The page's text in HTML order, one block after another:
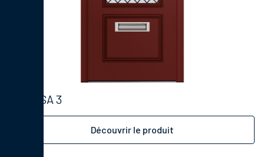
SALSA 3
Découvrir le produit